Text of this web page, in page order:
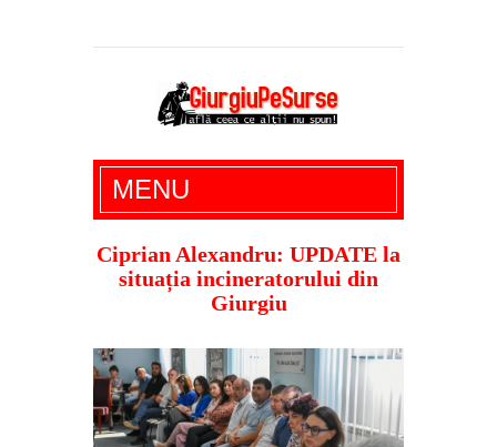
Giurgiu Pe Surse – actualitate giurgiu,
administratie giurgiu, stiri politice, social
economic, editoriale giurgiu, dezvaluiri,
soc, cancan, stiri locale
MENU
Ciprian Alexandru: UPDATE la
situația incineratorului din
Giurgiu